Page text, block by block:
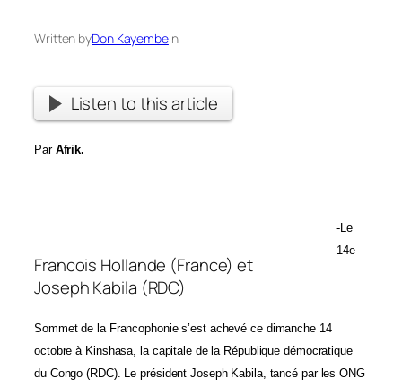
Written byDon Kayembein
Listen to this article
Par Afrik.
Francois Hollande (France) et
Joseph Kabila (RDC)
-Le
14e
Sommet de la Francophonie s’est achevé ce dimanche 14
octobre à Kinshasa, la capitale de la République démocratique
du Congo (RDC). Le président Joseph Kabila, tancé par les ONG